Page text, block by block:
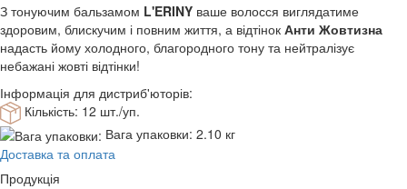
З тонуючим бальзамом L'ERINY ваше волосся виглядатиме
здоровим, блискучим і повним життя, а відтінок Анти Жовтизна
надасть йому холодного, благородного тону та нейтралізує
небажані жовті відтінки!
Інформація для дистриб'юторів:
Кількість: 12 шт./уп.
Вага упаковки: 2.10 кг
Доставка та оплата
Продукція